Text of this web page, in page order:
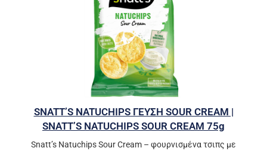
SNATT’S NATUCHIPS ΓΕΥΣΗ SOUR CREAM |
SNATT’S NATUCHIPS SOUR CREAM 75g
Snatt’s Natuchips Sour Cream – φουρνισμένα τσιπς με